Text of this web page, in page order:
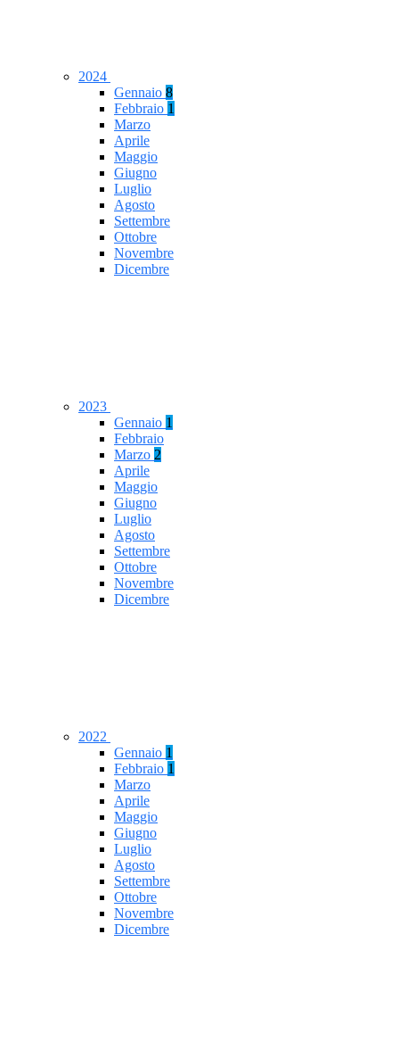
2024
Gennaio 8
Febbraio 1
Marzo
Aprile
Maggio
Giugno
Luglio
Agosto
Settembre
Ottobre
Novembre
Dicembre
2023
Gennaio 1
Febbraio
Marzo 2
Aprile
Maggio
Giugno
Luglio
Agosto
Settembre
Ottobre
Novembre
Dicembre
2022
Gennaio 1
Febbraio 1
Marzo
Aprile
Maggio
Giugno
Luglio
Agosto
Settembre
Ottobre
Novembre
Dicembre